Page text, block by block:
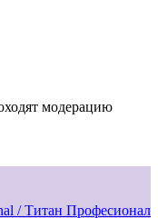
модерацию